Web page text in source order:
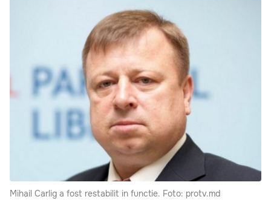
Mihail Carlig a fost restabilit in functie. Foto: protv.md